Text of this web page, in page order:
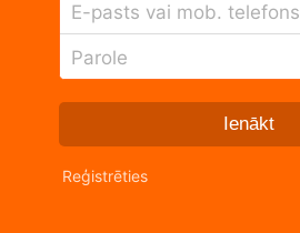
E-pasts vai mob. telefons
Parole
Ienākt
Reģistrēties